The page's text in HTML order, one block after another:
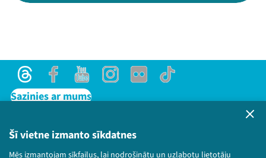
Šī vietne izmanto sīkdatnes
Mēs izmantojam sīkfailus, lai nodrošinātu un uzlabotu lietotāju
ThreadsFacebookYoutubeInstagram
Flick TikTok
Sazinies ar mums
Lietošanas noteikumi un sīkdatņu politika
Bērnu aizsardzības politika